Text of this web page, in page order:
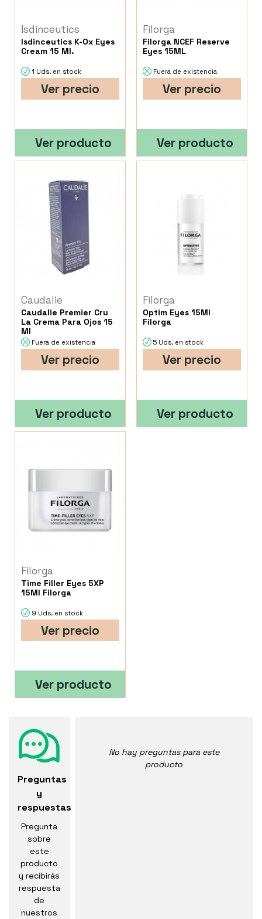
Isdinceutics
Isdinceutics K-Ox Eyes
Cream 15 Ml.
1 Uds. en stock
Ver precio
Ver producto
Filorga
Filorga NCEF Reserve
Eyes 15ML
Fuera de existencia
Ver precio
Ver producto
Caudalie
Caudalie Premier Cru
La Crema Para Ojos 15
Ml
Fuera de existencia
Ver precio
Ver producto
Filorga
Optim Eyes 15Ml
Filorga
5 Uds. en stock
Ver precio
Ver producto
Filorga
Time Filler Eyes 5XP
15Ml Filorga
9 Uds. en stock
Ver precio
Ver producto
Preguntas
y
respuestas
Pregunta
sobre
este
producto
y recibirás
respuesta
de
nuestros
No hay preguntas para este
producto